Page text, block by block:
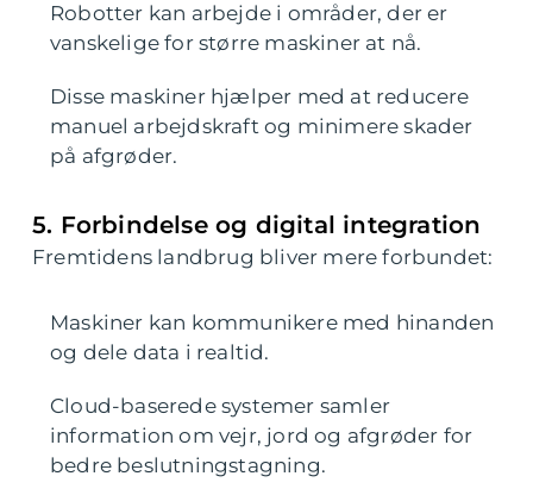
Robotter kan arbejde i områder, der er
vanskelige for større maskiner at nå.
Disse maskiner hjælper med at reducere
manuel arbejdskraft og minimere skader
på afgrøder.
5. Forbindelse og digital integration
Fremtidens landbrug bliver mere forbundet:
Maskiner kan kommunikere med hinanden
og dele data i realtid.
Cloud-baserede systemer samler
information om vejr, jord og afgrøder for
bedre beslutningstagning.